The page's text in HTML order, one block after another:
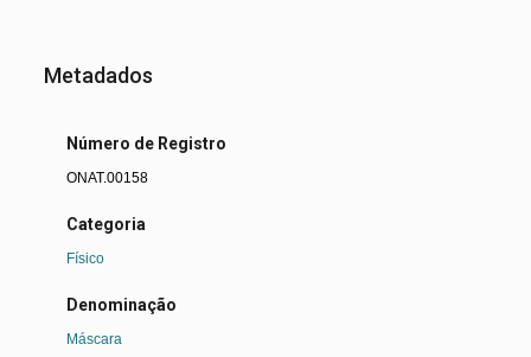
Metadados
Número de Registro
ONAT.00158
Categoria
Físico
Denominação
Máscara